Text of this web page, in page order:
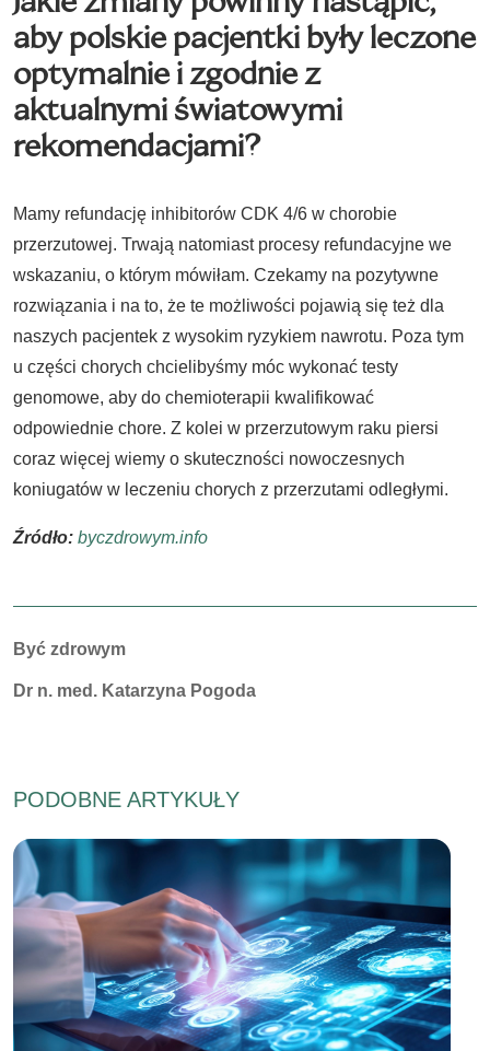
aby polskie pacjentki były leczone
optymalnie i zgodnie z
aktualnymi światowymi
rekomendacjami?
Mamy refundację inhibitorów CDK 4/6 w chorobie
przerzutowej. Trwają natomiast procesy refundacyjne we
wskazaniu, o którym mówiłam. Czekamy na pozytywne
rozwiązania i na to, że te możliwości pojawią się też dla
naszych pacjentek z wysokim ryzykiem nawrotu. Poza tym
u części chorych chcielibyśmy móc wykonać testy
genomowe, aby do chemioterapii kwalifikować
odpowiednie chore. Z kolei w przerzutowym raku piersi
coraz więcej wiemy o skuteczności nowoczesnych
koniugatów w leczeniu chorych z przerzutami odległymi.
Źródło: byczdrowym.info
Autorzy:
Być zdrowym
Dr n. med. Katarzyna Pogoda
PODOBNE ARTYKUŁY